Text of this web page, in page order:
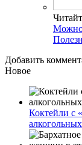
Можно
Добавить
Новое
Коктейли с